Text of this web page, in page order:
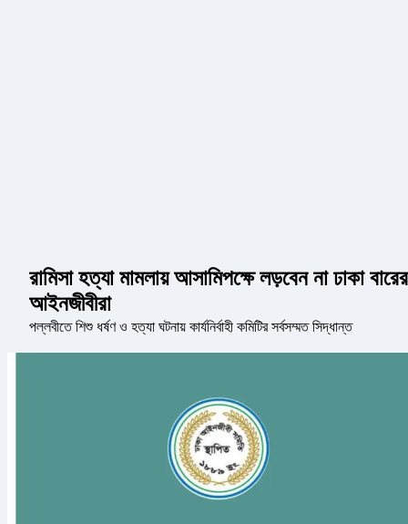
রামিসা হত্যা মামলায় আসামিপক্ষে লড়বেন না ঢাকা বারের
আইনজীবীরা
পল্লবীতে শিশু ধর্ষণ ও হত্যা ঘটনায় কার্যনির্বাহী কমিটির সর্বসম্মত সিদ্ধান্ত